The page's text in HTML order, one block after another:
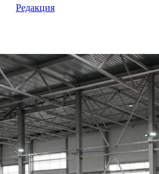
Редакция